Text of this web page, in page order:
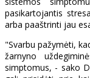
pasikartojantis
arba paaštrinti jau
"Svarbu pažymėti,
žarnyno
simptomus, - sako